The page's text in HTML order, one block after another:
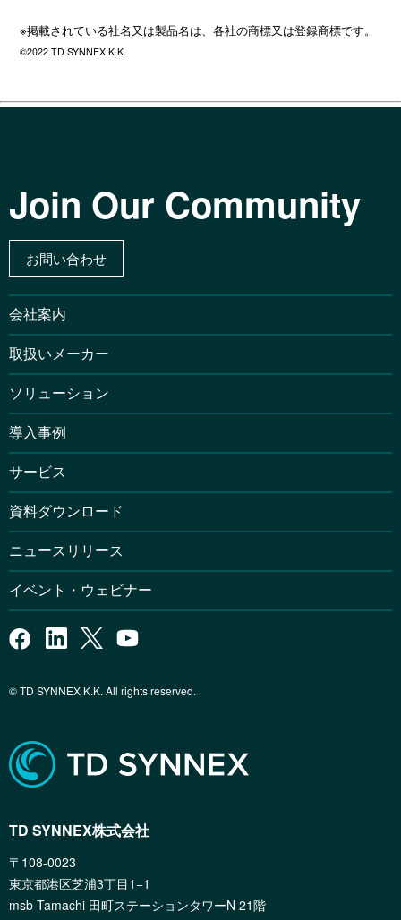
※掲載されている社名又は製品名は、各社の商標又は登録商標です。
©2022 TD SYNNEX K.K.
Join Our Community
お問い合わせ
会社案内
取扱いメーカー
ソリューション
導入事例
サービス
資料ダウンロード
ニュースリリース
イベント・ウェビナー
© TD SYNNEX K.K. All rights reserved.
TD SYNNEX株式会社
〒108-0023
東京都港区芝浦3丁目1−1
msb Tamachi 田町ステーションタワーN 21階